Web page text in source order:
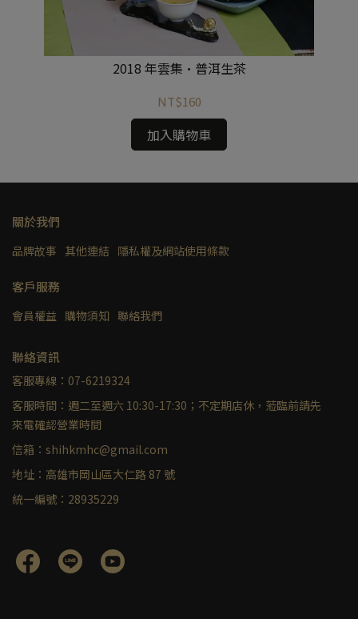
2018 年雲集·普洱生茶
NT$160
加入購物車
關於我們
品牌故事 其他連結 隱私權及網站使用條款
客戶服務
會員權益 購物須知 聯絡我們
聯絡資訊
客服專線：07-6219324
客服時間：週二至週六 10:30-17:30；不定期店休，蒞臨前請先
來電確認營業時間
信箱：shihkmhc@gmail.com
地址：高雄市岡山區大仁路 87 號
統一編號：28935229